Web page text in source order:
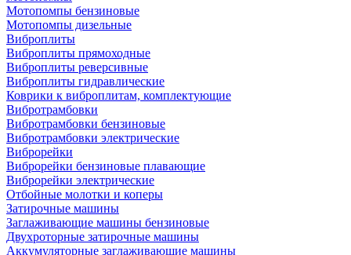
Мотопомпы бензиновые
Мотопомпы дизельные
Виброплиты
Виброплиты прямоходные
Виброплиты реверсивные
Виброплиты гидравлические
Коврики к виброплитам, комплектующие
Вибротрамбовки
Вибротрамбовки бензиновые
Вибротрамбовки электрические
Виброрейки
Виброрейки бензиновые плавающие
Виброрейки электрические
Отбойные молотки и коперы
Затирочные машины
Заглаживающие машины бензиновые
Двухроторные затирочные машины
Аккумуляторные заглаживающие машины